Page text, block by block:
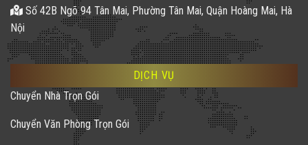
Số 42B Ngõ 94 Tân Mai, Phường Tân Mai, Quận Hoàng Mai, Hà
Nội
DỊCH VỤ
Chuyển Nhà Trọn Gói
Chuyển Văn Phòng Trọn Gói